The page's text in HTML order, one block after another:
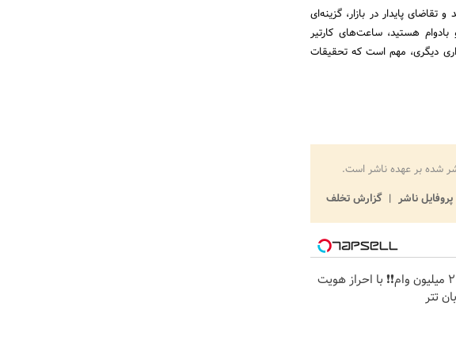
پایدار در بازار، گزینه‌ای
هستید، ساعت‌های کارتیر
دیگری، مهم است که تحقیقات
شده بر عهده ناشر است.
پروفایل ناشر
گزارش تخلف
❗❗200 میلیون وام❗❗ با احراز هویت
تتر